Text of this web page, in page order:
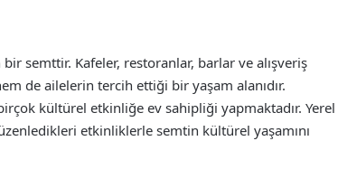
semttir. Kafeler, restoranlar, barlar ve alışveriş
de ailelerin tercih ettiği bir yaşam alanıdır.
kültürel etkinliğe ev sahipliği yapmaktadır. Yerel
etkinliklerle semtin kültürel yaşamını